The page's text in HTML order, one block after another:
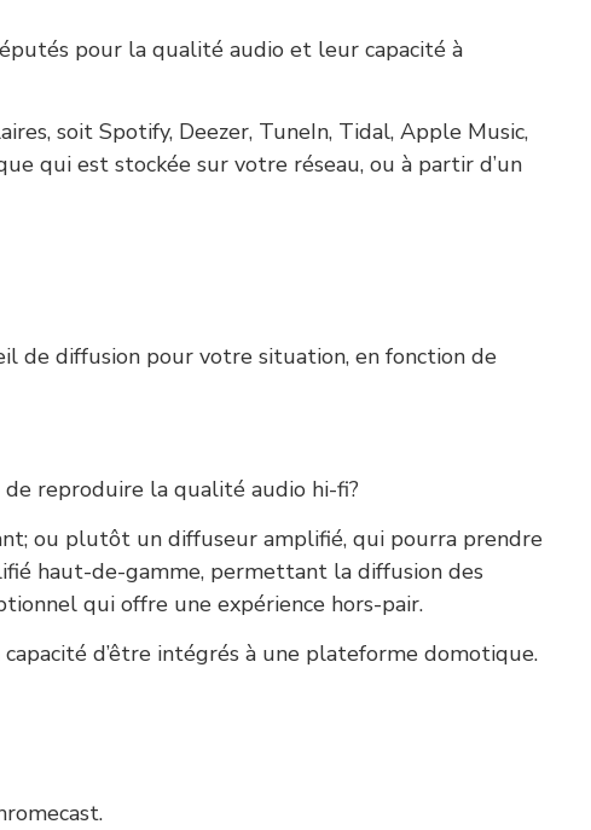
pour la qualité audio et leur capacité à
soit Spotify, Deezer, TuneIn, Tidal, Apple Music,
qui est stockée sur votre réseau, ou à partir d’un
de diffusion pour votre situation, en fonction de
de reproduire la qualité audio hi-fi?
ou plutôt un diffuseur amplifié, qui pourra prendre
haut-de-gamme, permettant la diffusion des
qui offre une expérience hors-pair.
capacité d’être intégrés à une plateforme domotique.